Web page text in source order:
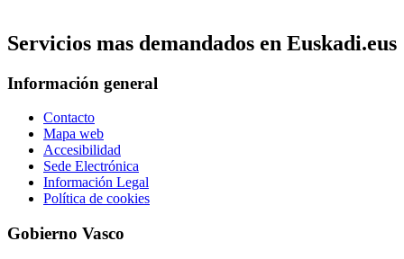
Servicios mas demandados en Euskadi.eus
Información general
Contacto
Mapa web
Accesibilidad
Sede Electrónica
Información Legal
Política de cookies
Gobierno Vasco